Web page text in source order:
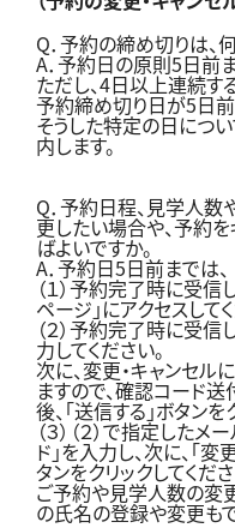
Q．予約の締め切りは、
A．予約日の原則5日前
ただし、4日以上連続す
予約締め切り日が5日前
そうした特定の日につ
内します。
Q．予約日程、見学人
更したい場合や、予約
ばよいですか。
A．予約日5日前までは、
（１）予約完了時に受
ページ」にアクセスして
（２）予約完了時に受
力してください。
次に、変更・キャンセル
ますので、確認コード送
後、「送信する」ボタンを
（３）（２）で指定した
ド」を入力し、次に、「
タンをクリックしてくだ
ご予約や見学人数の変
の氏名の登録や変更も